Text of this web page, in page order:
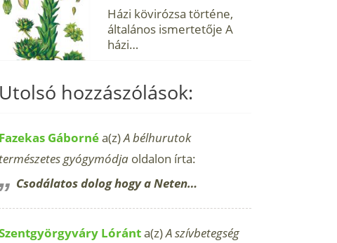
Házi kövirózsa történe,
általános ismertetője A
házi…
Utolsó hozzászólások:
Fazekas Gábornéa(z)A bélhurutok
természetes gyógymódja oldalon írta:
Csodálatos dolog hogy a Neten…
Lóránta(z)A szívbetegség